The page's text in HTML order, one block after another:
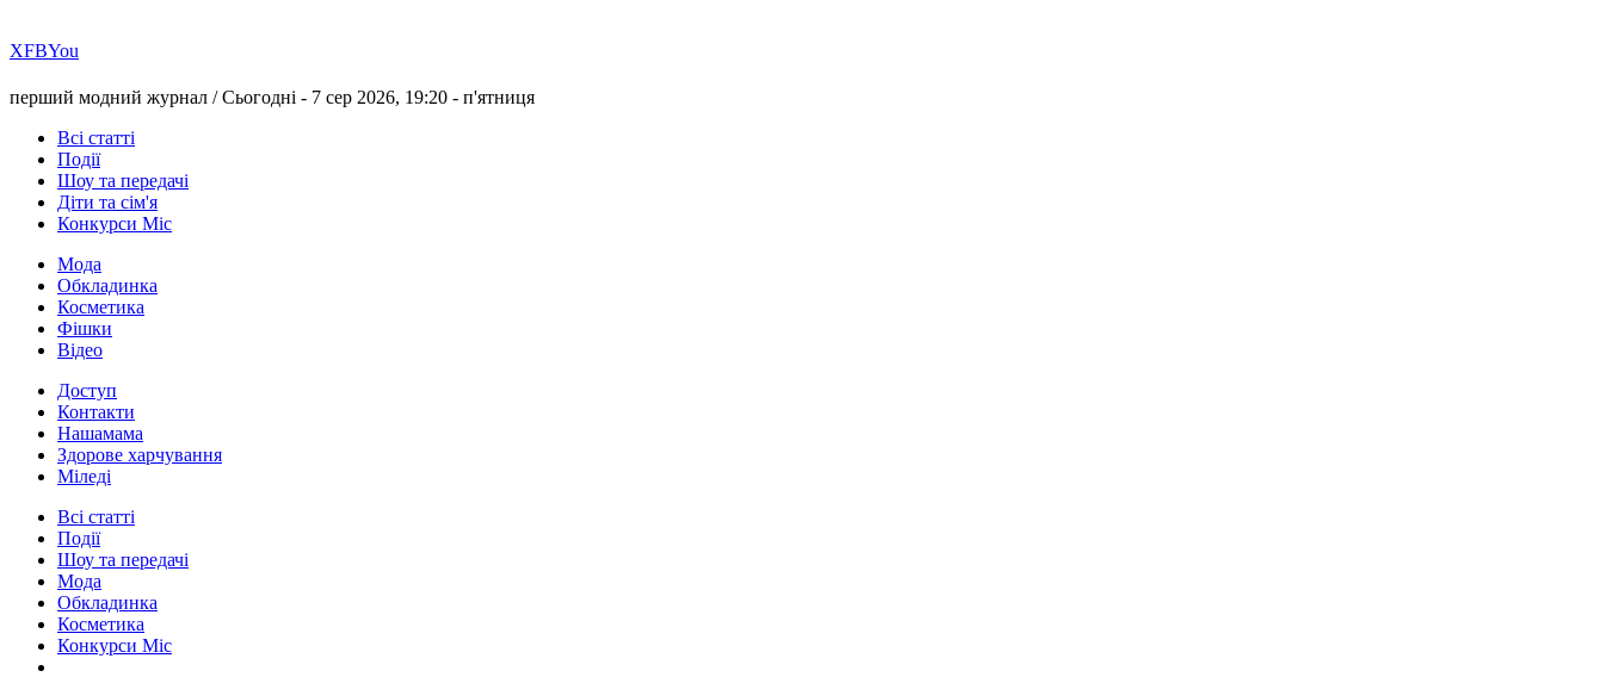
ХFBYou
перший модний журнал /Сьогодні - 7 сер 2026, 19:20 - п'ятниця
Всі статті
Події
Шоу та передачі
Діти та сім'я
Конкурси Міс
Мода
Обкладинка
Косметика
Фішки
Відео
Доступ
Контакти
Нашамама
Здорове харчування
Міледі
Всі статті
Події
Шоу та передачі
Мода
Обкладинка
Косметика
Конкурси Міс